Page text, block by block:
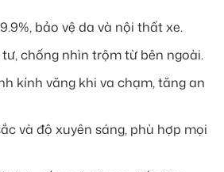
bảo vệ da và nội thất xe.
chống nhìn trộm từ bên ngoài.
kính văng khi va chạm, tăng an
và độ xuyên sáng, phù hợp mọi